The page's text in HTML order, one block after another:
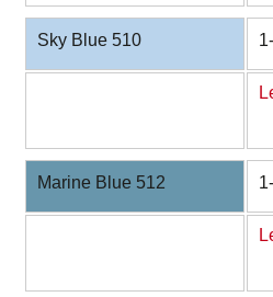
Sky Blue 510
Marine Blue 512